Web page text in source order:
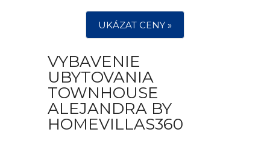
UKÁZAT CENY »
VYBAVENIE
UBYTOVANIA
TOWNHOUSE
ALEJANDRA BY
HOMEVILLAS360